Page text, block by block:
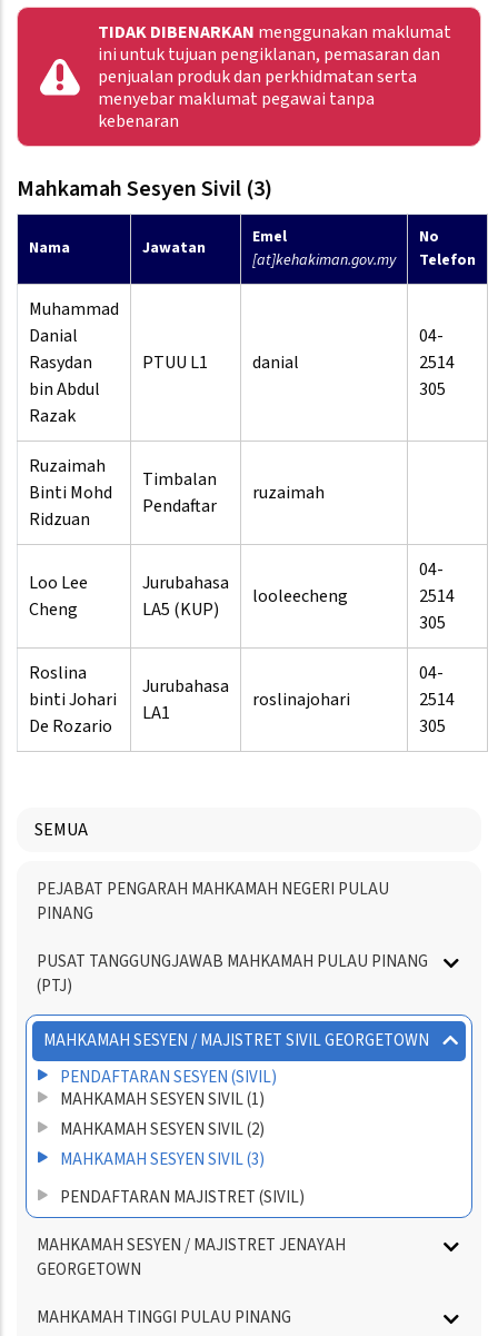
TIDAK DIBENARKAN menggunakan maklumat
ini untuk tujuan pengiklanan, pemasaran dan
penjualan produk dan perkhidmatan serta
menyebar maklumat pegawai tanpa
kebenaran
Mahkamah Sesyen Sivil (3)
Nama Jawatan
Emel
[at]kehakiman.gov.my
No
Telefon
Muhammad
Danial
Rasydan
bin Abdul
Razak
PTUU L1 danial
04-
2514
305
Ruzaimah
Binti Mohd
Ridzuan
Timbalan
Pendaftar
ruzaimah
Loo Lee
Cheng
Jurubahasa
LA5 (KUP)
looleecheng
04-
2514
305
Roslina
binti Johari
De Rozario
Jurubahasa
LA1
roslinajohari
04-
2514
305
SEMUA
Menu
Directory
PEJABAT PENGARAH MAHKAMAH NEGERI PULAU
PINANG
PUSAT TANGGUNGJAWAB MAHKAMAH PULAU PINANG
(PTJ)
MAHKAMAH SESYEN / MAJISTRET SIVIL GEORGETOWN
PENDAFTARAN SESYEN (SIVIL)
MAHKAMAH SESYEN SIVIL (1)
MAHKAMAH SESYEN SIVIL (2)
MAHKAMAH SESYEN SIVIL (3)
PENDAFTARAN MAJISTRET (SIVIL)
MAHKAMAH SESYEN / MAJISTRET JENAYAH
GEORGETOWN
MAHKAMAH TINGGI PULAU PINANG